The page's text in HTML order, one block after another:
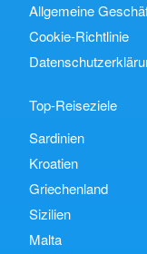
Allgemeine
Cookie-Richtlinie
Top-Reiseziele
Sardinien
Kroatien
Griechenland
Sizilien
Malta